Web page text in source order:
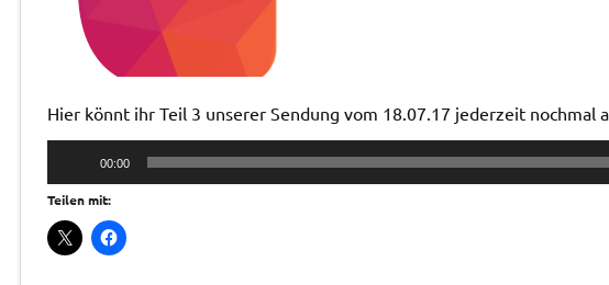
Hier könnt ihr Teil 3 unserer Sendung vom 18.07.17 jederzeit nochmal
Player
00:00
Teilen mit: